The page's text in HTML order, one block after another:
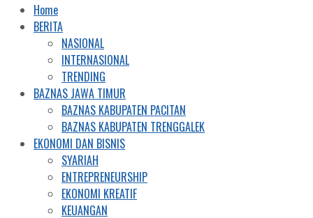
Home
BERITA
NASIONAL
INTERNASIONAL
TRENDING
BAZNAS JAWA TIMUR
BAZNAS KABUPATEN PACITAN
BAZNAS KABUPATEN TRENGGALEK
EKONOMI DAN BISNIS
SYARIAH
ENTREPRENEURSHIP
EKONOMI KREATIF
KEUANGAN